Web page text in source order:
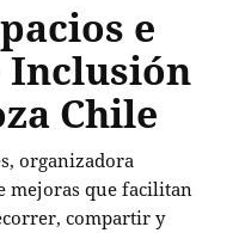
e
Inclusión
Chile
organizadora
mejoras que facilitan
compartir y